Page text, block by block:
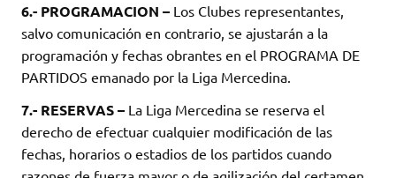
6.- PROGRAMACION – Los Clubes representantes,
salvo comunicación en contrario, se ajustarán a la
programación y fechas obrantes en el PROGRAMA DE
PARTIDOS emanado por la Liga Mercedina.
7.- RESERVAS – La Liga Mercedina se reserva el
derecho de efectuar cualquier modificación de las
fechas, horarios o estadios de los partidos cuando